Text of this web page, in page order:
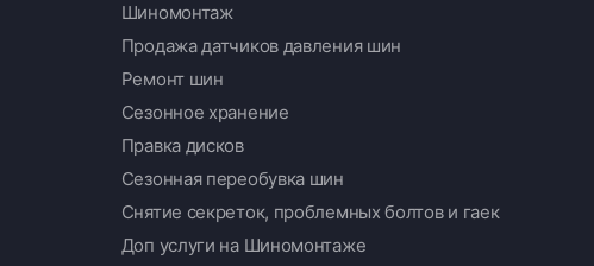
Шиномонтаж
Продажа датчиков давления шин
Ремонт шин
Сезонное хранение
Правка дисков
Сезонная переобувка шин
Снятие секреток, проблемных болтов и гаек
Доп услуги на Шиномонтаже